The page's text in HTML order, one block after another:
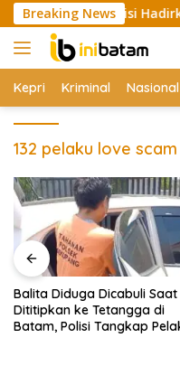
Skip
to
content
Breaking News
Polisi Hadirkan 3
Kepri Kriminal Nasional
132 pelaku love
Balita Diduga Dicabuli Saat
Dititipkan ke Tetangga di
Batam, Polisi Tangkap